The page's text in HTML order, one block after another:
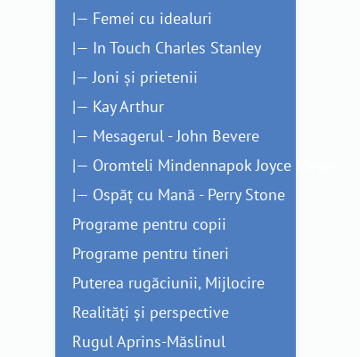
|— Femei cu idealuri
|— In Touch Charles Stanley
|— Joni și prietenii
|— Kay Arthur
|— Mesagerul - John Bevere
|— Oromteli Mindennapok Joyce Meyer
|— Ospăț cu Mană - Perry Stone
Programe pentru copii
Programe pentru tineri
Puterea rugăciunii, Mijlocire
Realități și perspective
Rugul Aprins-Măslinul